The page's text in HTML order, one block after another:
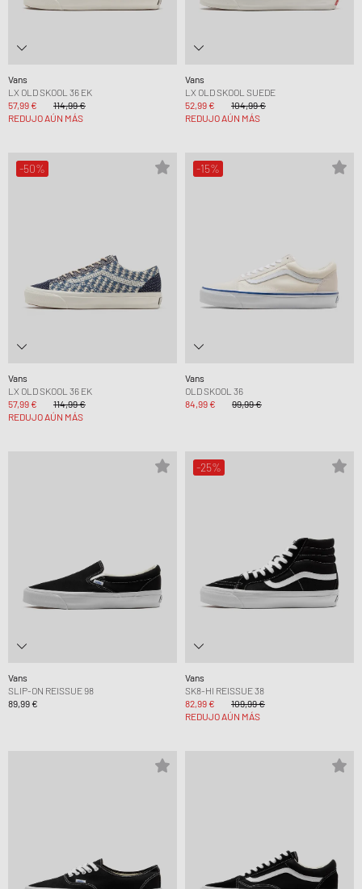
Vans
LX OLD SKOOL 36 EK
57,99 €
114,99 €
REDUJO AÚN MÁS
Vans
LX OLD SKOOL SUEDE
52,99 €
104,99 €
REDUJO AÚN MÁS
-50%
Vans
LX OLD SKOOL 36 EK
57,99 €
114,99 €
REDUJO AÚN MÁS
-15%
Vans
OLD SKOOL 36
84,99 €
99,99 €
Vans
SLIP-ON REISSUE 98
89,99 €
-25%
Vans
SK8-HI REISSUE 38
82,99 €
109,99 €
REDUJO AÚN MÁS